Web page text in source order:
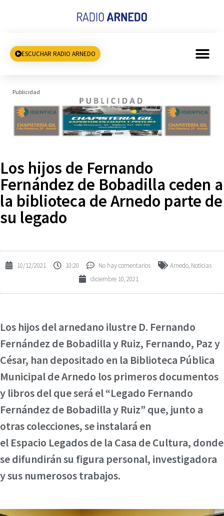
ESCUCHAR RADIO ARNEDO
Publicidad
Los hijos de Fernando
Fernández de Bobadilla ceden a
la biblioteca de Arnedo parte de
su legado
10/12/2021 10:20 No hay comentarios Arnedo, Noticias
diciembre 10, 2021
Los hijos del arnedano ilustre D. Fernando
Fernández de Bobadilla y Ruiz, Fernando, Paz y
César, han depositado en la Biblioteca Pública
Municipal de Arnedo los primeros documentos
y libros del que será el “Legado Fernando
Fernández de Bobadilla y Ruiz” que, junto a
otras colecciones, se instalará en
el Espacio Legados de la Casa de Cultura, donde
se difundirán su figura personal, investigadora
y sus numerosos trabajos.